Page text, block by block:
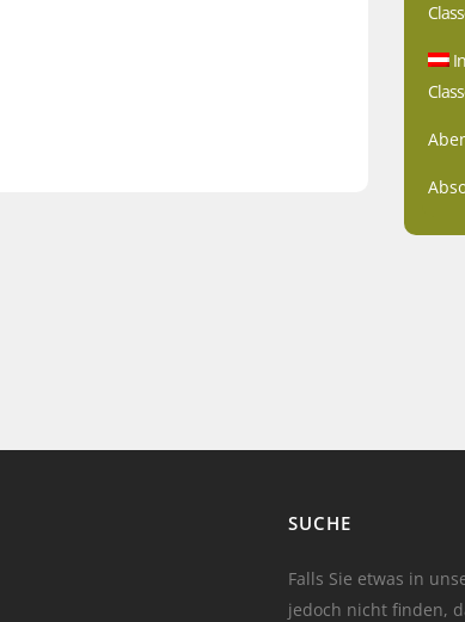
SUCHE
Falls Sie etwas in
jedoch nicht finden,